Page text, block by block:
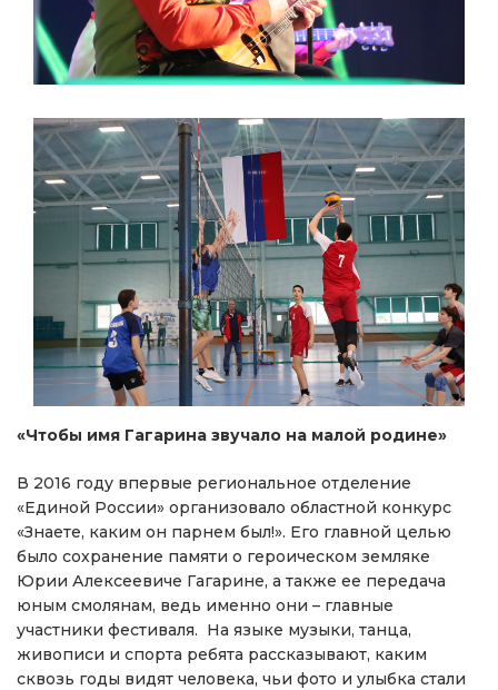
«Чтобы имя Гагарина звучало на малой родине»
В 2016 году впервые региональное отделение
«Единой России» организовало областной конкурс
«Знаете, каким он парнем был!». Его главной целью
было сохранение памяти о героическом земляке
Юрии Алексеевиче Гагарине, а также ее передача
юным смолянам, ведь именно они – главные
участники фестиваля. На языке музыки, танца,
живописи и спорта ребята рассказывают, каким
сквозь годы видят человека, чьи фото и улыбка стали